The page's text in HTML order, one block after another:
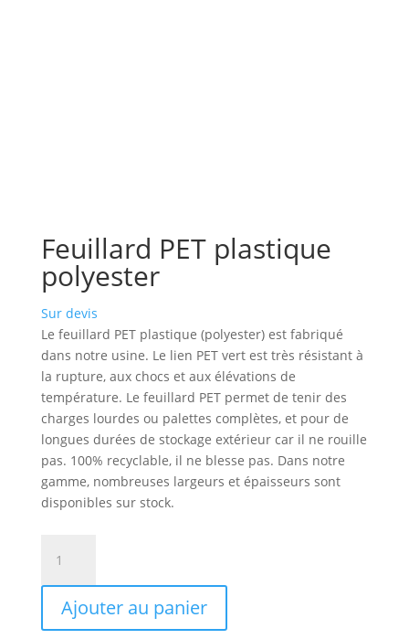
Feuillard PET plastique
polyester
Sur devis
Le feuillard PET plastique (polyester) est fabriqué
dans notre usine. Le lien PET vert est très résistant à
la rupture, aux chocs et aux élévations de
température. Le feuillard PET permet de tenir des
charges lourdes ou palettes complètes, et pour de
longues durées de stockage extérieur car il ne rouille
pas. 100% recyclable, il ne blesse pas. Dans notre
gamme, nombreuses largeurs et épaisseurs sont
disponibles sur stock.
Feuillard
plastique
Ajouter au panier